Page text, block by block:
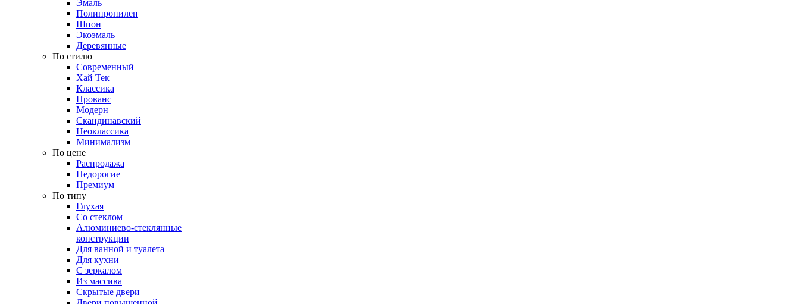
Эмаль
Полипропилен
Шпон
Экоэмаль
Деревянные
По стилю
Современный
Хай Тек
Классика
Прованс
Модерн
Скандинавский
Неоклассика
Минимализм
По цене
Распродажа
Недорогие
Премиум
По типу
Глухая
Со стеклом
Алюминиево-стеклянные
конструкции
Для ванной и туалета
Для кухни
С зеркалом
Из массива
Скрытые двери